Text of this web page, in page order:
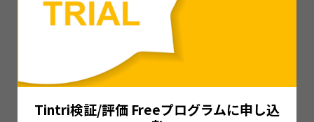
Tintri検証/評価 Freeプログラムに申し込